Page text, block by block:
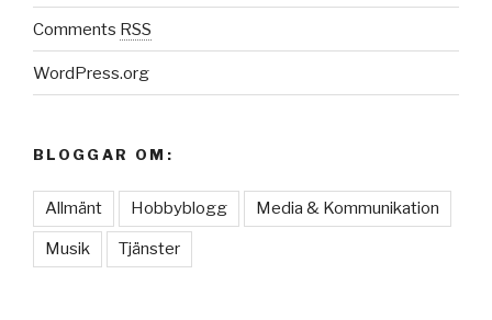
Comments RSS
WordPress.org
BLOGGAR OM:
Allmänt Hobbyblogg Media & Kommunikation
Musik Tjänster